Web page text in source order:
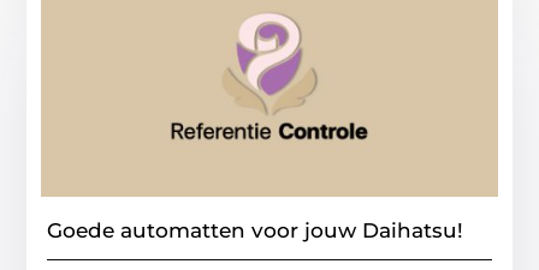
Goede automatten voor jouw Daihatsu!